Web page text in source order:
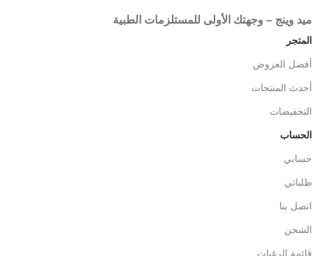
ميد وينج – وجهتك الأولى للمستلزمات الطبية
المتجر
أفضل العروض
أحدث المنتجات
التخفيضات
الحساب
حسابي
طلباتي
اتصل بنا
الشحن
قائمة الرغبات